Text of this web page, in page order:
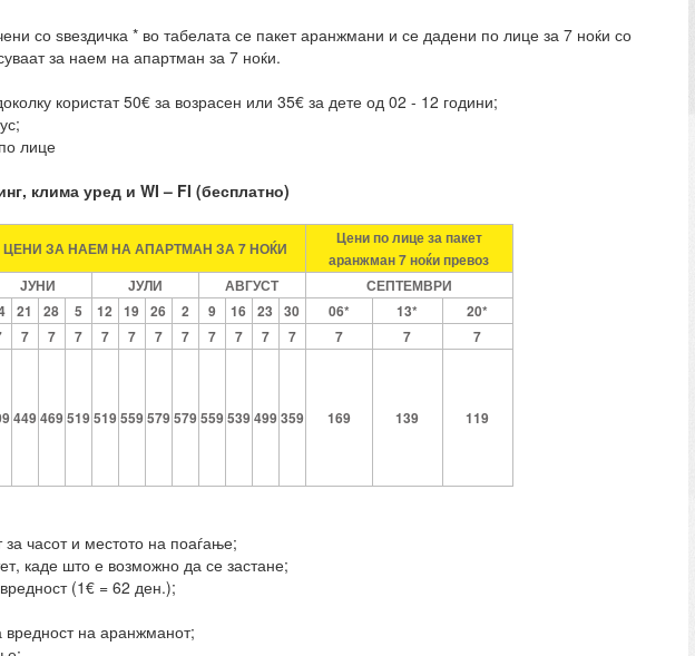
со ѕвездичка * во табелата се пакет аранжмани и се дадени по лице за 7 ноќи со
за наем на апартман за 7 ноќи.
користат 50€ за возрасен или 35€ за дете од 02 - 12 години;
лице
клима уред и WI – FI (бесплатно)
ЦЕНИ ЗА НАЕМ НА АПАРТМАН ЗА 7 НОЌИ
Цени по лице за пакет
аранжман 7 ноќи превоз
ЈУНИ ЈУЛИ АВГУСТ
СЕПТЕМВРИ
21 28 5 12 19 26 2 9 16 23 30 06* 13*
20*
7 7 7 7 7 7 7 7 7 7 7 7 7
7
449469519519559579579559539499359 169 139 119
часот и местото на поаѓање;
каде што е возможно да се застане;
(1€ = 62 ден.);
вредност на аранжманот;